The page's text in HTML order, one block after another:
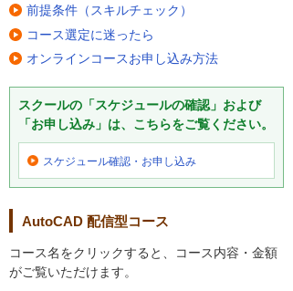
前提条件（スキルチェック）
コース選定に迷ったら
オンラインコースお申し込み方法
スクールの「スケジュールの確認」および
「お申し込み」は、こちらをご覧ください。
スケジュール確認・ お申し込み
AutoCAD 配信型コース
コース名をクリックすると、コース内容・金額
がご覧いただけます。